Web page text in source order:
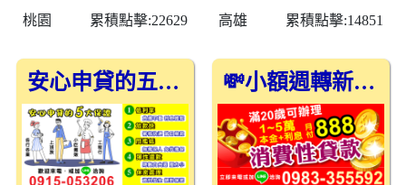
借得輕鬆又安心，桃園
體驗24小時貼心服務！
桃園 累積點擊:22629
高雄
累積點擊:14851
安心申貸的五大保證，理財不再有壓力！ 💸小額週轉新選擇 🔥月付只要888